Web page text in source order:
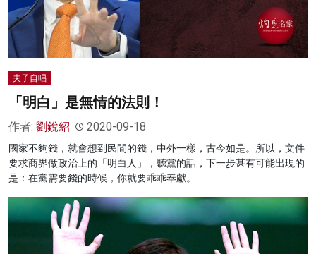
夫子自唱
「明白」是無情的法則！
作者: 劉銳紹 2020-09-18
國家不夠錢，就會想到民間的錢，中外一樣，古今如是。所以，文件
要求商界做政治上的「明白人」，聽黨的話，下一步甚有可能出現的
是：在黨需要錢的時候，你就要乖乖奉獻。